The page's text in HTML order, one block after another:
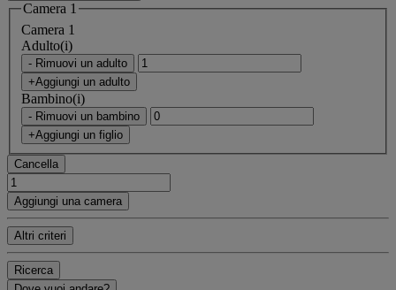
Camera 1
Camera 1
Adulto(i)
- Rimuovi un adulto
+Aggiungi un adulto
Bambino(i)
- Rimuovi un bambino
+Aggiungi un figlio
Cancella
Aggiungi una camera
Altri criteri
Ricerca